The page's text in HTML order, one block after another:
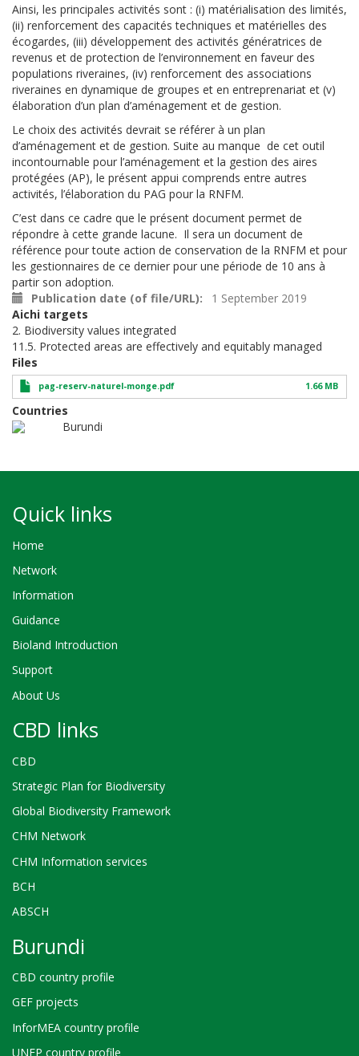
Ainsi, les principales activités sont : (i) matérialisation des limités,
(ii) renforcement des capacités techniques et matérielles des
écogardes, (iii) développement des activités génératrices de
revenus et de protection de l’environnement en faveur des
populations riveraines, (iv) renforcement des associations
riveraines en dynamique de groupes et en entreprenariat et (v)
élaboration d’un plan d’aménagement et de gestion.
Le choix des activités devrait se référer à un plan
d’aménagement et de gestion. Suite au manque de cet outil
incontournable pour l’aménagement et la gestion des aires
protégées (AP), le présent appui comprends entre autres
activités, l’élaboration du PAG pour la RNFM.
C’est dans ce cadre que le présent document permet de
répondre à cette grande lacune. Il sera un document de
référence pour toute action de conservation de la RNFM et pour
les gestionnaires de ce dernier pour une période de 10 ans à
partir son adoption.
Publication date (of file/URL)
1 September 2019
Aichi targets
2. Biodiversity values integrated
11.5. Protected areas are effectively and equitably managed
Files
pag-reserv-naturel-monge.pdf 1.66 MB
Countries
Burundi
Quick links
Home
Network
Information
Guidance
Bioland Introduction
Support
About Us
CBD links
CBD
Strategic Plan for Biodiversity
Global Biodiversity Framework
CHM Network
CHM Information services
BCH
ABSCH
Burundi
CBD country profile
GEF projects
InforMEA country profile
UNEP country profile